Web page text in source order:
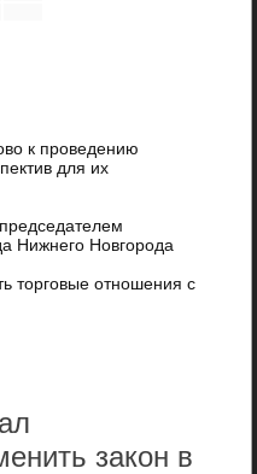
к проведению
для их
Нижнего Новгорода
торговые отношения с
закон в